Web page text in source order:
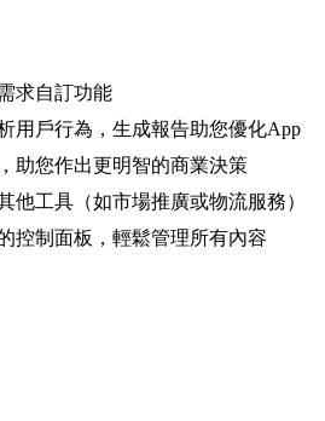
求自訂功能
用戶行為，生成報告助您優化App
助您作出更明智的商業決策
他工具（如市場推廣或物流服務）
控制面板，輕鬆管理所有內容